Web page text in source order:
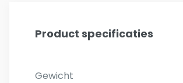
Product specificaties
Gewicht